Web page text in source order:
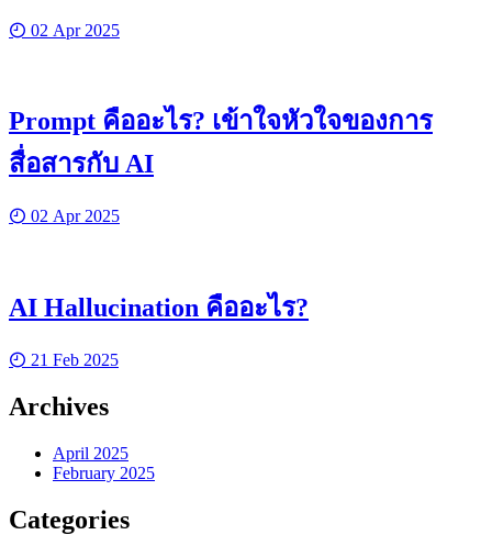
02 Apr 2025
Prompt คืออะไร? เข้าใจหัวใจของการ
สื่อสารกับ AI
02 Apr 2025
AI Hallucination คืออะไร?
21 Feb 2025
Archives
April 2025
February 2025
Categories